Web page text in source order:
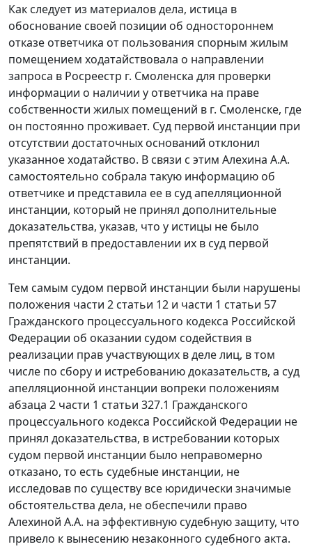
Как следует из материалов дела, истица в
обоснование своей позиции об одностороннем
отказе ответчика от пользования спорным жилым
помещением ходатайствовала о направлении
запроса в Росреестр г. Смоленска для проверки
информации о наличии у ответчика на праве
собственности жилых помещений в г. Смоленске, где
он постоянно проживает. Суд первой инстанции при
отсутствии достаточных оснований отклонил
указанное ходатайство. В связи с этим Алехина А.А.
самостоятельно собрала такую информацию об
ответчике и представила ее в суд апелляционной
инстанции, который не принял дополнительные
доказательства, указав, что у истицы не было
препятствий в предоставлении их в суд первой
инстанции.
Тем самым судом первой инстанции были нарушены
положения части 2 статьи 12 и части 1 статьи 57
Гражданского процессуального кодекса Российской
Федерации об оказании судом содействия в
реализации прав участвующих в деле лиц, в том
числе по сбору и истребованию доказательств, а суд
апелляционной инстанции вопреки положениям
абзаца 2 части 1 статьи 327.1 Гражданского
процессуального кодекса Российской Федерации не
принял доказательства, в истребовании которых
судом первой инстанции было неправомерно
отказано, то есть судебные инстанции, не
исследовав по существу все юридически значимые
обстоятельства дела, не обеспечили право
Алехиной А.А. на эффективную судебную защиту, что
привело к вынесению незаконного судебного акта.